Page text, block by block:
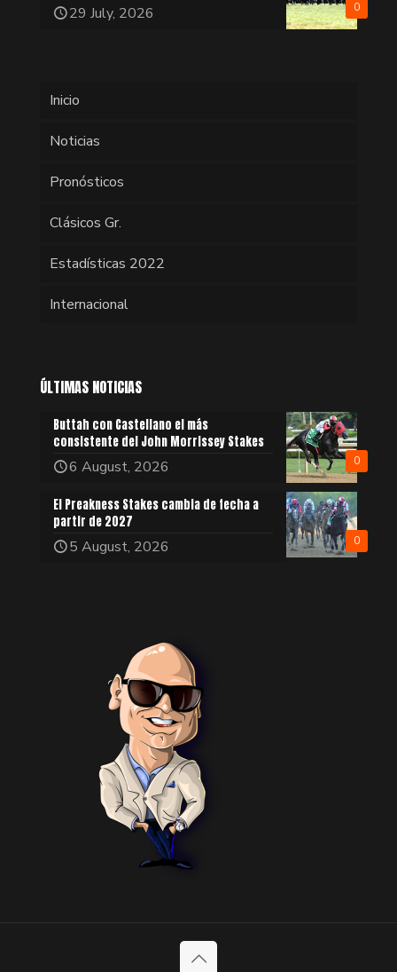
0
29 July, 2026
Inicio
Noticias
Pronósticos
Clásicos Gr.
Estadísticas 2022
Internacional
ÚLTIMAS NOTICIAS
0
Buttah con Castellano el más
consistente del John Morrissey Stakes
6 August, 2026
0
El Preakness Stakes cambia de fecha a
partir de 2027
5 August, 2026